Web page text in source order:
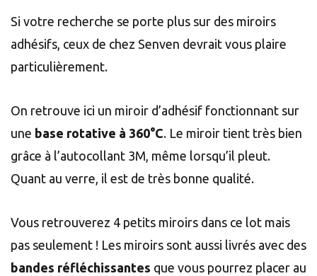
Si votre recherche se porte plus sur des miroirs
adhésifs, ceux de chez Senven devrait vous plaire
particulièrement.
On retrouve ici un miroir d’adhésif fonctionnant sur
une base rotative à 360°C. Le miroir tient très bien
grâce à l’autocollant 3M, même lorsqu’il pleut.
Quant au verre, il est de très bonne qualité.
Vous retrouverez 4 petits miroirs dans ce lot mais
pas seulement ! Les miroirs sont aussi livrés avec des
bandes réfléchissantes que vous pourrez placer au